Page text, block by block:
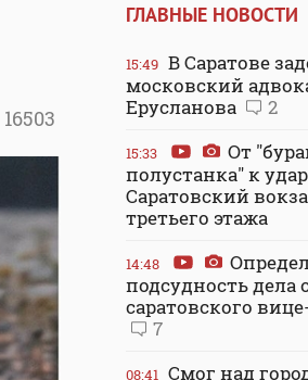
16503
ГЛАВНЫЕ НОВОСТИ
15:49 В Саратове
московский
Ерусланова
2
15:33
От
полустанка" к
Саратовский
третьего этажа
14:48
подсудность
саратовского
7
08:41 Смог над